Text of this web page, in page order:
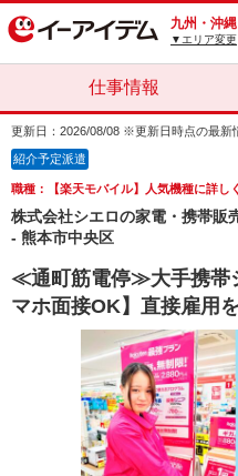
九州・沖縄
▼エリア変更
仕事情報
更新日：2026/08/08 ※更新日時点の最新
紹介予定派遣
職種：【楽天モバイル】人気機種に詳し
株式会社シエロの家電・携帯販
- 熊本市中央区
≪通町筋電停≫大手携帯
マホ面接OK】直接雇用